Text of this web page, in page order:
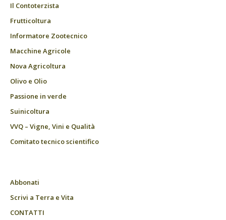
Il Contoterzista
Frutticoltura
Informatore Zootecnico
Macchine Agricole
Nova Agricoltura
Olivo e Olio
Passione in verde
Suinicoltura
VVQ – Vigne, Vini e Qualità
Comitato tecnico scientifico
Abbonati
Scrivi a Terra e Vita
CONTATTI